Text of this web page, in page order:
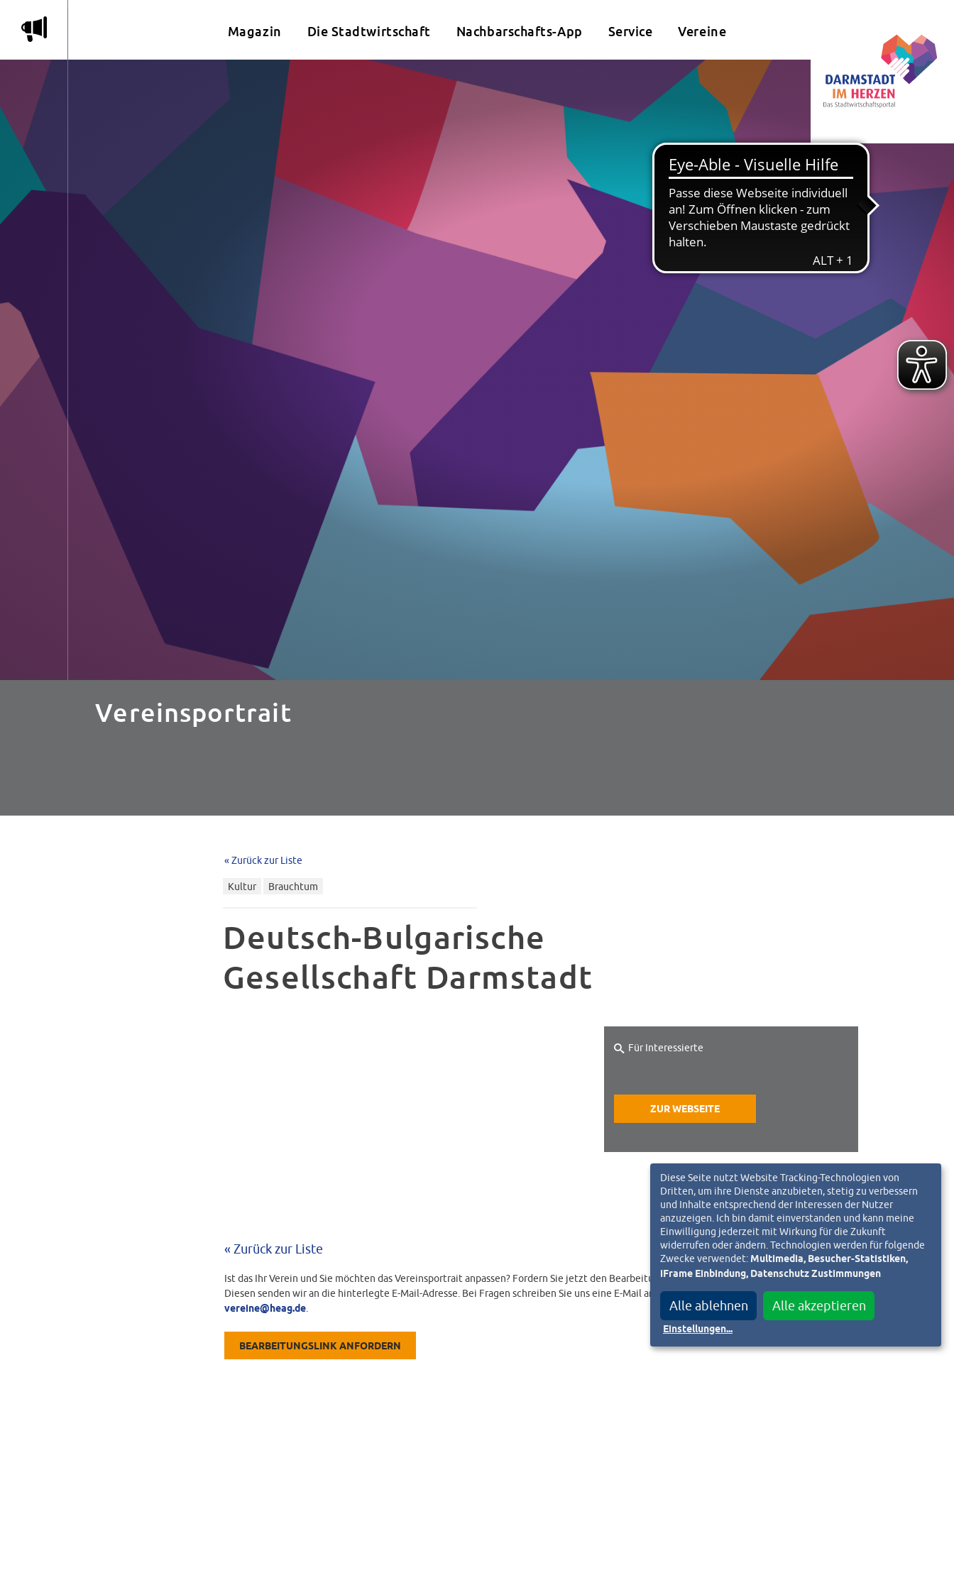
m Magazin Die Stadtwirtschaft Nachbarschafts-App Service Vereine
Vereinsportrait
« Zurück zur Liste
Kultur Brauchtum
Deutsch-Bulgarische
Gesellschaft Darmstadt
Für Interessierte
ZUR WEBSEITE
« Zurück zur Liste
Ist das Ihr Verein und Sie möchten das Vereinsportrait anpassen? Fordern Sie jetzt den Bearbeitungslink an.
Diesen senden wir an die hinterlegte E-Mail-Adresse. Bei Fragen schreiben Sie uns eine E-Mail an
vereine@heag.de.
BEARBEITUNGSLINK ANFORDERN
Diese Seite nutzt Website Tracking-Technologien von
Dritten, um ihre Dienste anzubieten, stetig zu verbessern
und Inhalte entsprechend der Interessen der Nutzer
anzuzeigen. Ich bin damit einverstanden und kann meine
Einwilligung jederzeit mit Wirkung für die Zukunft
widerrufen oder ändern. Technologien werden für folgende
Zwecke verwendet:Multimedia, Besucher-Statistiken,
iFrame Einbindung, Datenschutz Zustimmungen
Alle ablehnen Alle akzeptieren
Einstellungen...